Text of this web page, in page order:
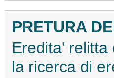
PRETURA
Eredita' relitta
la ricerca di